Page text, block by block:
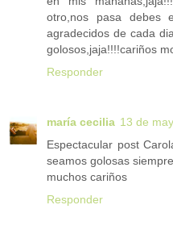
otro,nos pasa debes
agradecidos de cada
golosos,jaja!!!!cariños
Responder
maría cecilia 13 de
Espectacular post
seamos golosas
muchos cariños
Responder